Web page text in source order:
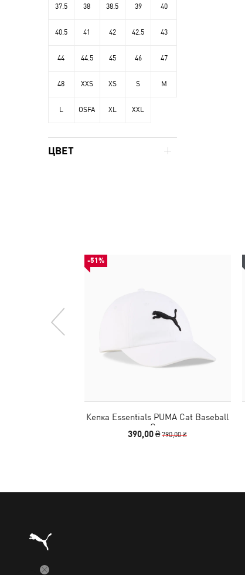
37.5 38 38.5 39 40
40.5 41 42 42.5 43
44 44.5 45 46 47
48 XXS XS S M
L OSFA XL XXL
ЦВЕТ
-51%
Кепка Essentials PUMA Cat Baseball
Cap
390,00 ₴790,00 ₴